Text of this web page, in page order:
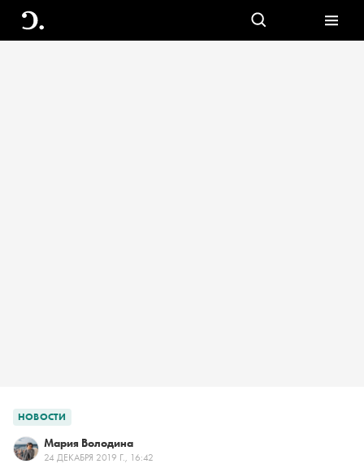
НОВОСТИ
Мария Володина
24 ДЕКАБРЯ 2019 Г., 16:42